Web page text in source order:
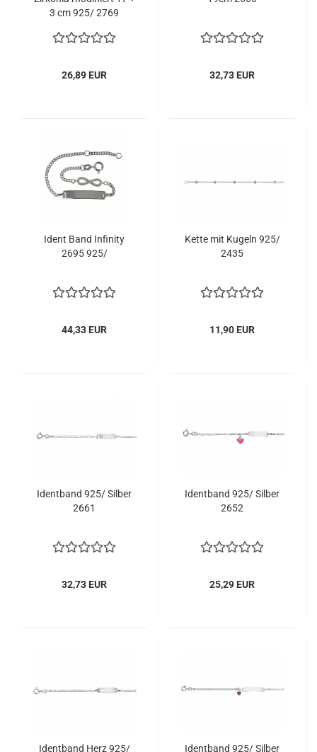
3 cm 925/ 2769
26,89 EUR 32,73 EUR
Ident Band Infinity
2695 925/
44,33 EUR
Kette mit Kugeln 925/
2435
11,90 EUR
Identband 925/ Silber
2661
32,73 EUR
Identband 925/ Silber
2652
25,29 EUR
Identband Herz 925/
Identband 925/ Silber